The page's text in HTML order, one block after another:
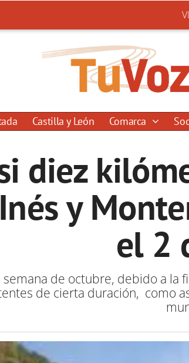
Castilla y León Comarca
diez
y
el 2
de octubre, debido a la
de cierta duración, como